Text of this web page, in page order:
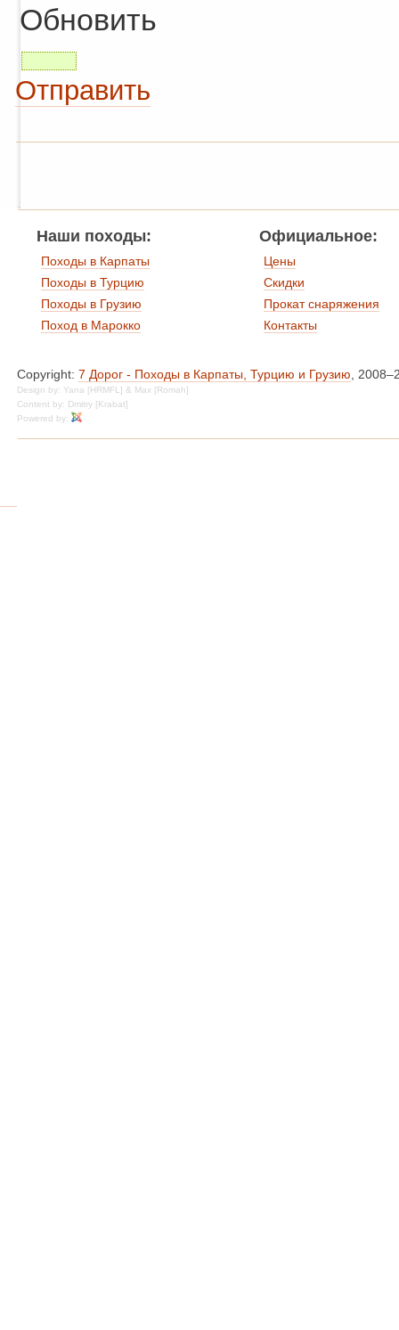
Обновить
Отправить
Наши походы:
Походы в Карпаты
Походы в Турцию
Походы в Грузию
Поход в Марокко
Официальное:
Цены
Скидки
Прокат снаряжения
Контакты
Copyright: 7 Дорог - Походы в Карпаты, Турцию и Грузию,
Design by: Yana [HRMFL] & Max [Romah]
Content by: Dmitry [Krabat]
Powered by: